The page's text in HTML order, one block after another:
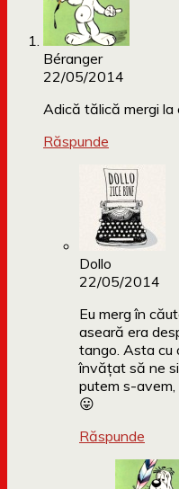
Béranger
22/05/2014
Adică tălică mergi la
Răspunde
Dollo
22/05/2014
Eu merg în
aseară era
tango. Asta cu
învățat să ne
putem s-
😛
Răspunde